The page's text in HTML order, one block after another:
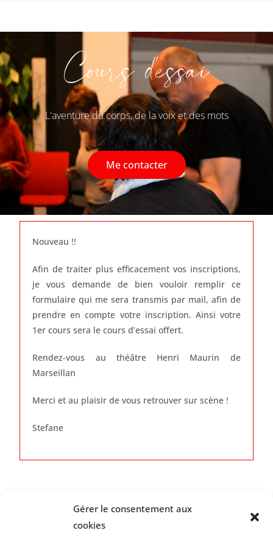
Gérer le consentement aux
cookies
Cours d'essai
L'aventure du corps, de la voix et des mots
Me contacter
Nouveau !!
Afin de traiter plus efficacement vos inscriptions,
je vous demande de bien vouloir remplir ce
formulaire qui me sera transmis par mail, afin de
prendre en compte votre inscription. Ainsi votre
1er cours sera le cours d’essai offert.
Rendez-vous au théâtre Henri Maurin de
Marseillan
Merci et au plaisir de vous retrouver sur scène !
Stefane